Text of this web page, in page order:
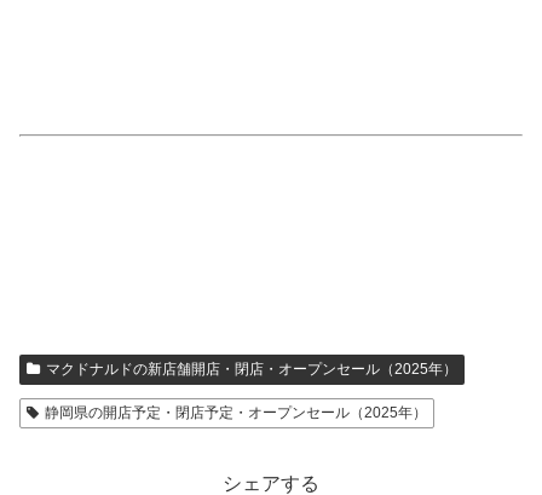
マクドナルドの新店舗開店・閉店・オープンセール（2025年）
静岡県の開店予定・閉店予定・オープンセール（2025年）
シェアする